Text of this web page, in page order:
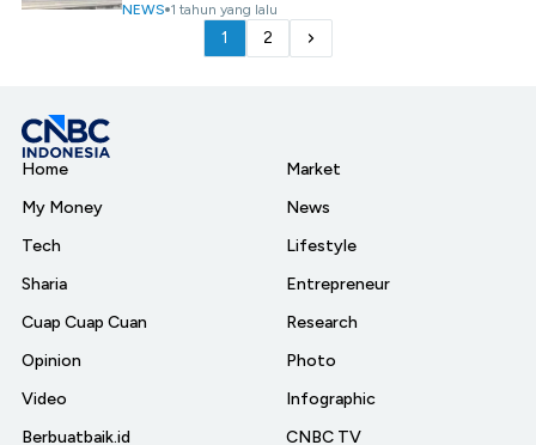
NEWS 1 tahun yang lalu
1 2
Home
My Money
Tech
Sharia
Cuap Cuap Cuan
Opinion
Video
Berbuatbaik.id
Market
News
Lifestyle
Entrepreneur
Research
Photo
Infographic
CNBC TV